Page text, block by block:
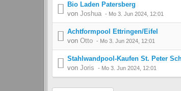
Bio Laden Patersberg
von Joshua - Mo 3. Jun 2024, 12:01
Achtformpool Ettringen/Eifel
von Otto - Mo 3. Jun 2024, 12:01
Stahlwandpool-Kaufen St. Peter
von Joris - Mo 3. Jun 2024, 12:01